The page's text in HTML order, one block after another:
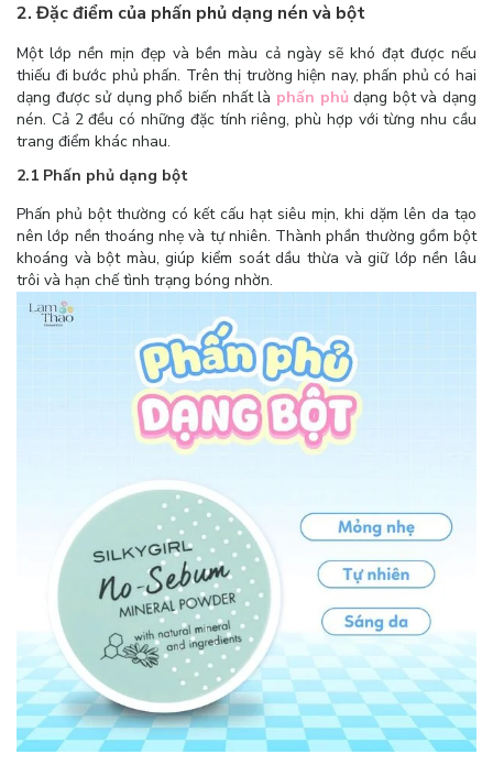
2. Đặc điểm của phấn phủ dạng nén và bột
Một lớp nền mịn đẹp và bền màu cả ngày sẽ khó đạt được nếu
thiếu đi bước phủ phấn. Trên thị trường hiện nay, phấn phủ có hai
dạng được sử dụng phổ biến nhất là phấn phủ dạng bột và dạng
nén. Cả 2 đều có những đặc tính riêng, phù hợp với từng nhu cầu
trang điểm khác nhau.
2.1 Phấn phủ dạng bột
Phấn phủ bột thường có kết cấu hạt siêu mịn, khi dặm lên da tạo
nên lớp nền thoáng nhẹ và tự nhiên. Thành phần thường gồm bột
khoáng và bột màu, giúp kiểm soát dầu thừa và giữ lớp nền lâu
trôi và hạn chế tình trạng bóng nhờn.